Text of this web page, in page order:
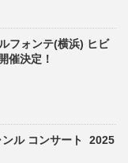
フォンテ(横浜) ヒビ
催決定！
ル コンサート 2025